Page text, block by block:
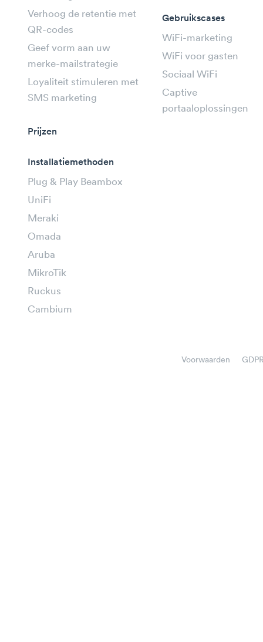
Verhoog de retentie met
QR-codes
Geef vorm aan uw
merke-mailstrategie
Loyaliteit stimuleren met
SMS marketing
Prijzen
Installatiemethoden
Plug & Play Beambox
UniFi
Meraki
Omada
Aruba
MikroTik
Ruckus
Cambium
Gebruikscases
WiFi-marketing
WiFi voor gasten
Sociaal WiFi
Captive
portaaloplossingen
Voorwaarden